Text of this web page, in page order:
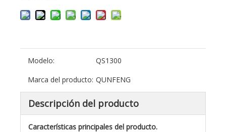
Modelo:
QS1300
Marca del producto: QUNFENG
Descripción del producto
Características principales del producto.